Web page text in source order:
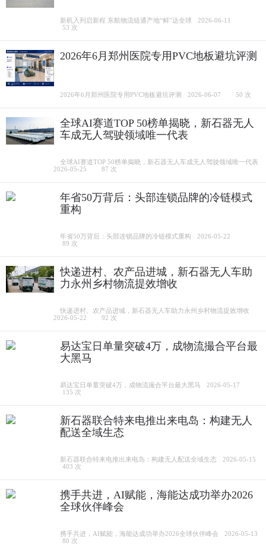
新机入列启新程 东航物流链通产地“鲜”达全球
2026-06-11
53 次
2026年6月郑州医院专用PVC地板避坑评测
2026年6月郑州医院专用PVC地板避坑评测 2026-06-07 50 次
全球AI赛道TOP 50榜单揭晓，新石器无人
车成无人驾驶领域唯一代表
全球AI赛道TOP 50榜单揭晓，新石器无人车成无人驾驶领域唯一代表
2026-05-25
87 次
年省50万背后：头部连锁品牌的冷链模式
重构
年省50万背后：头部连锁品牌的冷链模式重构
2026-05-22
89 次
快递进村、农产品进城，新石器无人车助
力永州乡村物流提效增收
快递进村、农产品进城，新石器无人车助力永州乡村物流提效增收
2026-05-22
92 次
易达宝日单量突破4万，成物流撮合平台最
大黑马
易达宝日单量突破4万，成物流撮合平台最大黑马
2026-05-17
135 次
新石器联合特来电推出来电岛：构建无人
配送全域生态
新石器联合特来电推出来电岛：构建无人配送全域生态
2026-05-15
403 次
携手共进，AI赋能，海能达成功举办2026
全球伙伴峰会
携手共进，AI赋能，海能达成功举办2026全球伙伴峰会
2026-05-13
80 次